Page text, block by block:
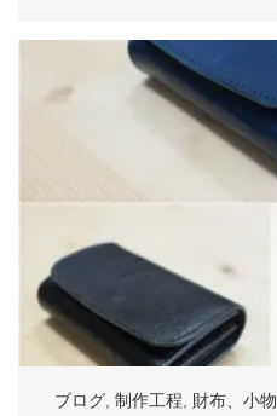
ブログ 制作工程 財布、小物